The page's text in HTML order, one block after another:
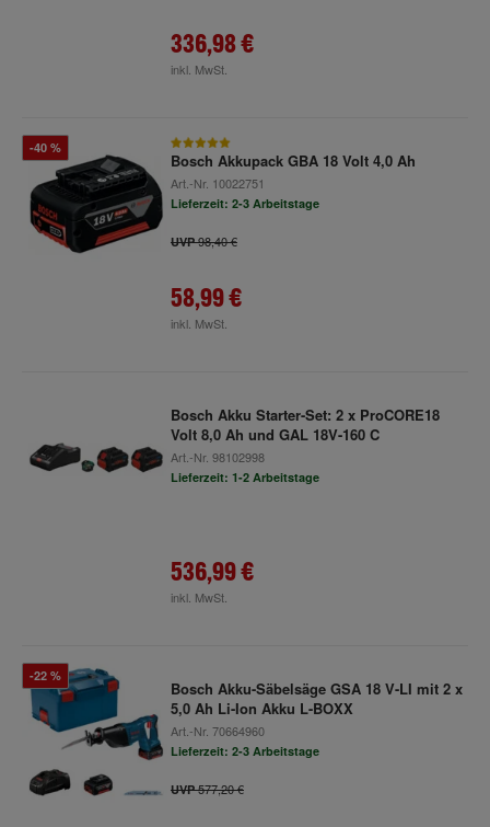
336,98 €
inkl. MwSt.
-40 %
Bosch Akkupack GBA 18 Volt 4,0 Ah
Art.-Nr. 10022751
Lieferzeit: 2-3 Arbeitstage
UVP98,40 €
58,99 €
inkl. MwSt.
Bosch Akku Starter-Set: 2 x ProCORE18
Volt 8,0 Ah und GAL 18V-160 C
Art.-Nr. 98102998
Lieferzeit: 1-2 Arbeitstage
536,99 €
inkl. MwSt.
-22 %
Bosch Akku-Säbelsäge GSA 18 V-LI mit 2 x
5,0 Ah Li-Ion Akku L-BOXX
Art.-Nr. 70664960
Lieferzeit: 2-3 Arbeitstage
UVP577,20 €